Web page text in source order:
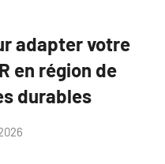
adapter votre
en région de
durables